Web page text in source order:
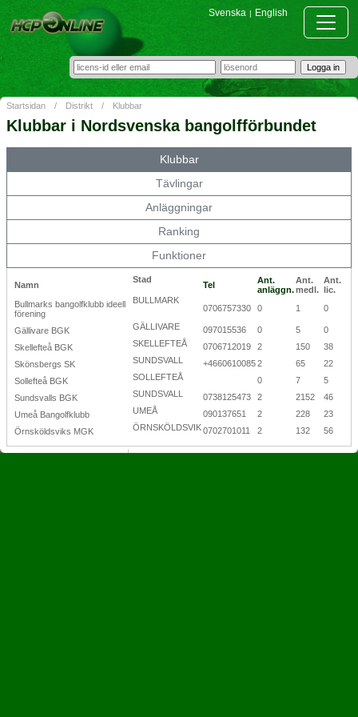
Svenska | English
Startsidan / Distrikt / Klubbar
Klubbar i Nordsvenska bangolfförbundet
Klubbar
Tävlingar
Anläggningar
Ranking
Funktioner
Namn
Stad
Tel
Ant.
anläggn.
Ant.
medl.
Ant.
lic.
Bullmarks bangolfklubb ideell
förening
BULLMARK
0706757330
0 1 0
Gällivare BGK GÄLLIVARE 097015536 0 5
0
Skellefteå BGK
SKELLEFTEÅ 0706712019 2 150
38
Skönsbergs SK
SUNDSVALL +46606100852 65
22
Sollefteå BGK
SOLLEFTEÅ 0 7
5
Sundsvalls BGK
SUNDSVALL 0738125473 2 2152
46
Umeå Bangolfklubb
UMEÅ 090137651 2 228
23
Örnsköldsviks MGK
ÖRNSKÖLDSVIK0702701011 2 132 56